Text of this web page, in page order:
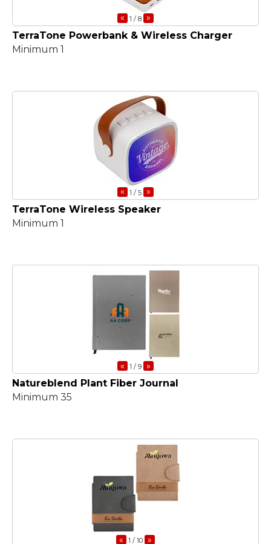
« 1 / 8 »
TerraTone Powerbank & Wireless Charger
Minimum 1
« 1 / 5 »
TerraTone Wireless Speaker
Minimum 1
« 1 / 9 »
Natureblend Plant Fiber Journal
Minimum 35
« 1 / 10 »